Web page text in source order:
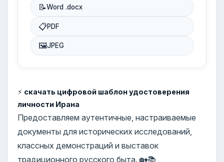
📝Word .docx
📋PDF
🖼JPEG
⚡ скачать цифровой шаблон удостоверения
личности Ирана
Предоставляем аутентичные, настраиваемые
документы для исторических исследований,
классных демонстраций и выставок
традиционного русского быта. 🏡📚